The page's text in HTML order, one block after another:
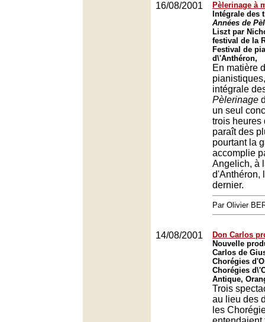
16/08/2001
Pèlerinage à
Intégrale des
Années de
Liszt par
festival de la
Festival de
d\'Anthéron,
En matière
intégrale
Pèlerinage
un seul
trois heures
paraît des
pourtant la
accomplie
Angelich, à
d'Anthéron,
dernier.
Par Olivier
14/08/2001
Don Carlos
Nouvelle
Carlos de
Chorégies
Chorégies
Antique,
Trois
au lieu des
les